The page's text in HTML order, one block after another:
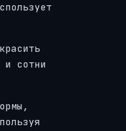
и сотни